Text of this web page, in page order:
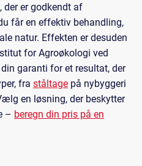
der er godkendt af
får en effektiv behandling,
natur. Effekten er desuden
for Agroøkologi ved
garanti for et resultat, der
fra ståltage på nybyggeri
en løsning, der beskytter
– beregn din pris på en